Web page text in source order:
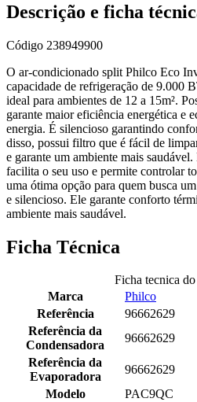
Descrição e ficha
Código 238949900
O ar-condicionado split Philco Eco
capacidade de refrigeração de 9.000
ideal para ambientes de 12 a 15m².
garante maior eficiência energética e
energia. É silencioso garantindo
disso, possui filtro que é fácil de
e garante um ambiente mais
facilita o seu uso e permite controlar
uma ótima opção para quem busca
e silencioso. Ele garante conforto
ambiente mais saudável.
Ficha Técnica
Ficha tecnica
Marca
Philco
Referência
96662629
Referência da
Condensadora
96662629
Referência da
Evaporadora
96662629
Modelo
PAC9QC